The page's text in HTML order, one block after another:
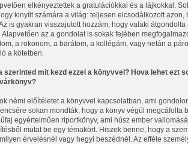
elkényeztettek a gratulációkkal és a lájkokkal.
kinyílt számára a világ: teljesen elcsodálkozott
is gyakran visszajutott hozzám, hogy valaki
Alapvetően az a gondolat is sokak fejében
a rokonom, a barátom, a kollégám, vagy netán a
a kötetben.
szerinted mit kezd ezzel a könyvvel? Hova lehet ezt
némi előítéletet a könyvvel kapcsolatban, ami
sokan mondták, hogy a könyv végül megcáfolta
egyértelműen riportkönyv, ami húsz ember
mutat be egy témakört. Hiszek benne, hogy a
érvelésnél vagy hegyi beszédnél. Az efféle